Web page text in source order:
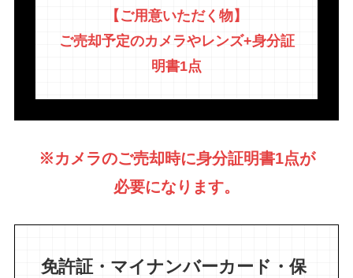
【ご用意いただく物】
ご売却予定のカメラやレンズ+身分証
明書1点
※カメラのご売却時に身分証明書1点が
必要になります。
免許証・マイナンバーカード・保